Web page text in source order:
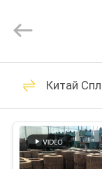
ДОМ
Reserved.
Китай